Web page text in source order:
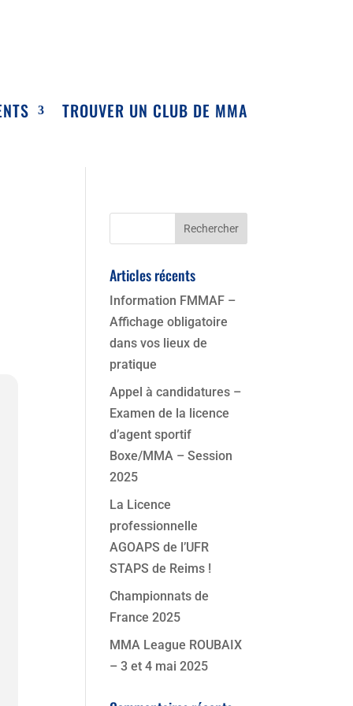
TROUVER UN CLUB DE MMA
Articles récents
Information FMMAF –
Affichage obligatoire
dans vos lieux de
pratique
Appel à candidatures –
Examen de la licence
d’agent sportif
Boxe/MMA – Session
2025
La Licence
professionnelle
AGOAPS de l’UFR
STAPS de Reims !
Championnats de
France 2025
MMA League ROUBAIX
– 3 et 4 mai 2025